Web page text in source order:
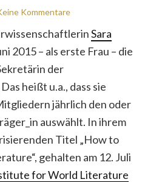
Kommentare
Sara
2015 – als erste Frau – die
der
Das heißt u.a., dass sie
jährlich den oder
auswählt. In ihrem
Titel „How to
gehalten am 12. Juli
for World Literature